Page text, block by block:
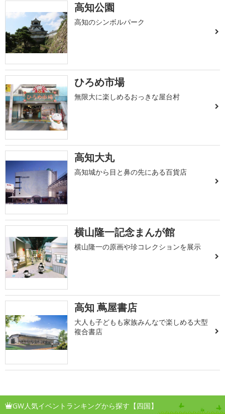
高知公園
高知のシンボルパーク
ひろめ市場
無限大に楽しめるおっきな屋台村
高知大丸
高知城から目と鼻の先にある百貨店
横山隆一記念まんが館
横山隆一の原画や珍コレクションを展示
高知 蔦屋書店
大人も子どもも家族みんなで楽しめる大型
複合書店
GW人気イベントランキングから探す【四国】